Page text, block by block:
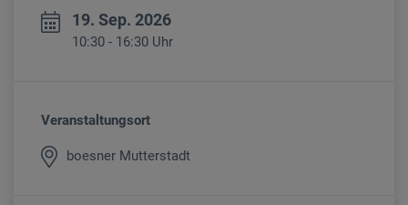
19. Sep. 2026
10:30 - 16:30 Uhr
Veranstaltungsort
boesner Mutterstadt